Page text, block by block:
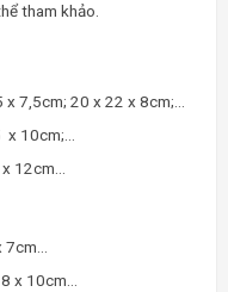
tham khảo.
7,5cm; 20 x 22 x 8cm;…
10cm;…
12cm…
x 10cm…